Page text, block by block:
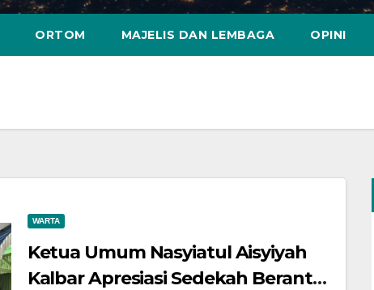
ORTOM MAJELIS DAN LEMBAGA OPINI
WARTA
Ketua Umum Nasyiatul Aisyiyah
Kalbar Apresiasi Sedekah Berantai